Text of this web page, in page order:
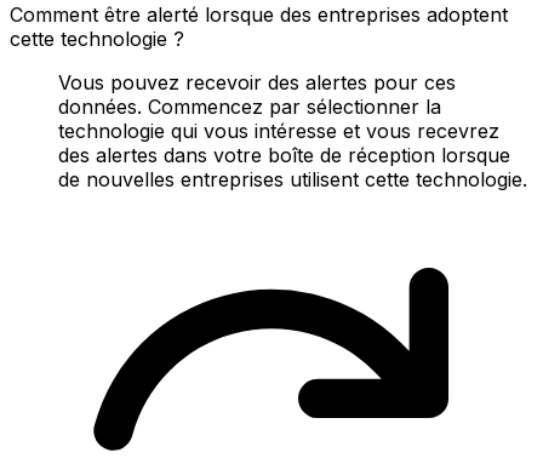
Comment être alerté lorsque des entreprises adoptent
cette technologie ?
Vous pouvez recevoir des alertes pour ces
données. Commencez par sélectionner la
technologie qui vous intéresse et vous recevrez
des alertes dans votre boîte de réception lorsque
de nouvelles entreprises utilisent cette technologie.